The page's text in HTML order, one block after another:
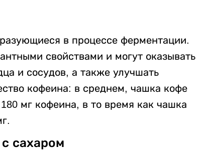
в процессе ферментации.
свойствами и могут оказывать
и сосудов, а также улучшать
кофеина: в среднем, чашка кофе
мг кофеина, в то время как чашка
сахаром